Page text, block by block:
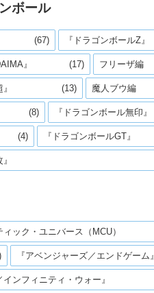
ボール
(67) 『ドラゴンボールZ』
』 (17) フリーザ編
(13) 魔人ブウ編
(8) 『ドラゴンボール無印』
(4) 『ドラゴンボールGT』
ック・ユニバース（MCU）
『アベンジャーズ／エンドゲーム』
インフィニティ・ウォー』